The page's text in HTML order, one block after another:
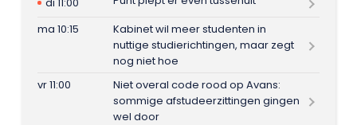
ma 10:15
Kabinet wil meer studenten in
nuttige studierichtingen, maar zegt
nog niet hoe
vr 11:00
Niet overal code rood op Avans:
sommige afstudeerzittingen gingen
wel door